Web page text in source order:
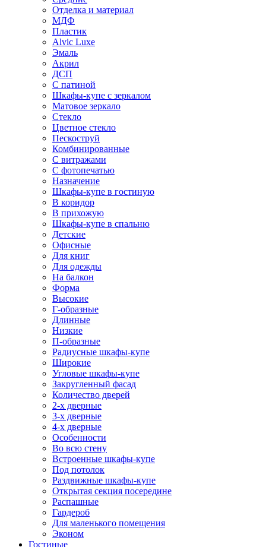
Отделка и материал
МДФ
Пластик
Alvic Luxe
Эмаль
Акрил
ДСП
С патиной
Шкафы-купе с зеркалом
Матовое зеркало
Стекло
Цветное стекло
Пескоструй
Комбинированные
С витражами
С фотопечатью
Назначение
Шкафы-купе в гостиную
В коридор
В прихожую
Шкафы-купе в спальню
Детские
Офисные
Для книг
Для одежды
На балкон
Форма
Высокие
Г-образные
Длинные
Низкие
П-образные
Радиусные шкафы-купе
Широкие
Угловые шкафы-купе
Закругленный фасад
Количество дверей
2-х дверные
3-х дверные
4-х дверные
Особенности
Во всю стену
Встроенные шкафы-купе
Под потолок
Раздвижные шкафы-купе
Открытая секция посередине
Распашные
Гардероб
Для маленького помещения
Эконом
Гостиные